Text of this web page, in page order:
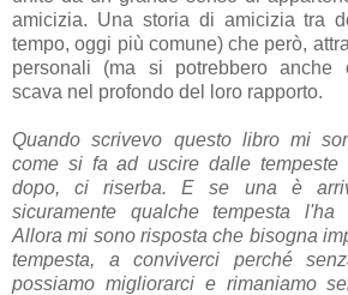
amicizia. Una storia di amicizia tra
tempo, oggi più comune) che però,
personali (ma si potrebbero anche
scava nel profondo del loro rapporto.
Quando scrivevo questo libro mi
come si fa ad uscire dalle
dopo, ci riserba. E se una è
sicuramente qualche tempesta l'ha
Allora mi sono risposta che bisogna
tempesta, a conviverci perché
possiamo migliorarci e rimaniamo